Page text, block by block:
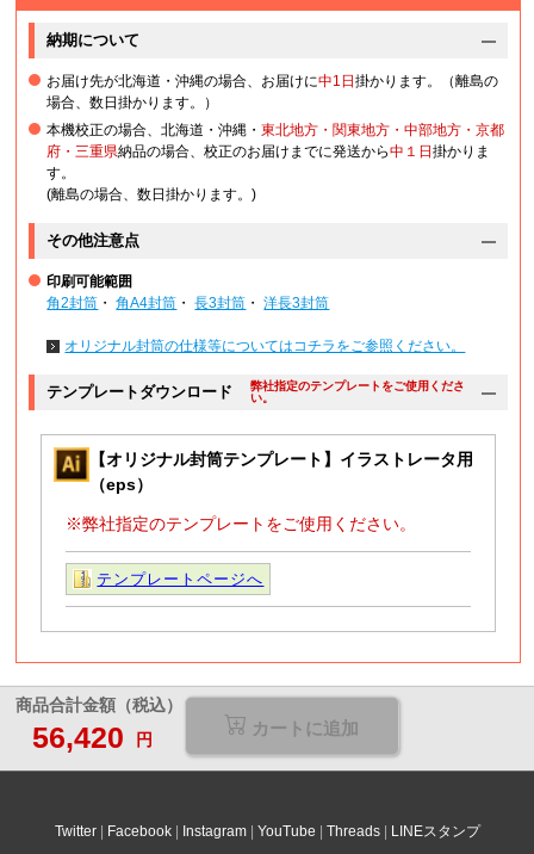
納期について
お届け先が北海道・沖縄の場合、お届けに中1日掛かります。（離島の
場合、数日掛かります。）
本機校正の場合、北海道・沖縄・東北地方・関東地方・中部地方・京都
府・三重県納品の場合、校正のお届けまでに発送から中１日掛かりま
す。
(離島の場合、数日掛かります。)
その他注意点
印刷可能範囲
角2封筒 ・角A4封筒 ・長3封筒 ・洋長3封筒
オリジナル封筒の仕様等についてはコチラをご参照ください。
テンプレートダウンロード
弊社指定のテンプレートをご使用くださ
い。
【オリジナル封筒テンプレート】イラストレータ用
（eps）
※弊社指定のテンプレートをご使用ください。
テンプレートページへ
商品合計金額（税込）
56,420 円
カートに追加
Twitter Facebook Instagram YouTube Threads LINEスタンプ